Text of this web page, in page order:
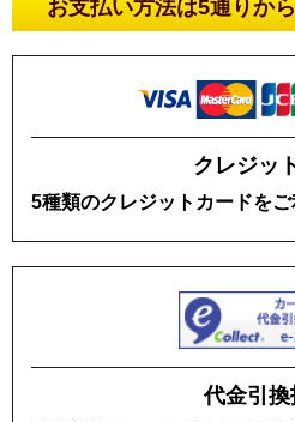
お支払い方法は5通りか
クレジッ
5種類のクレジットカードをご
代金引換